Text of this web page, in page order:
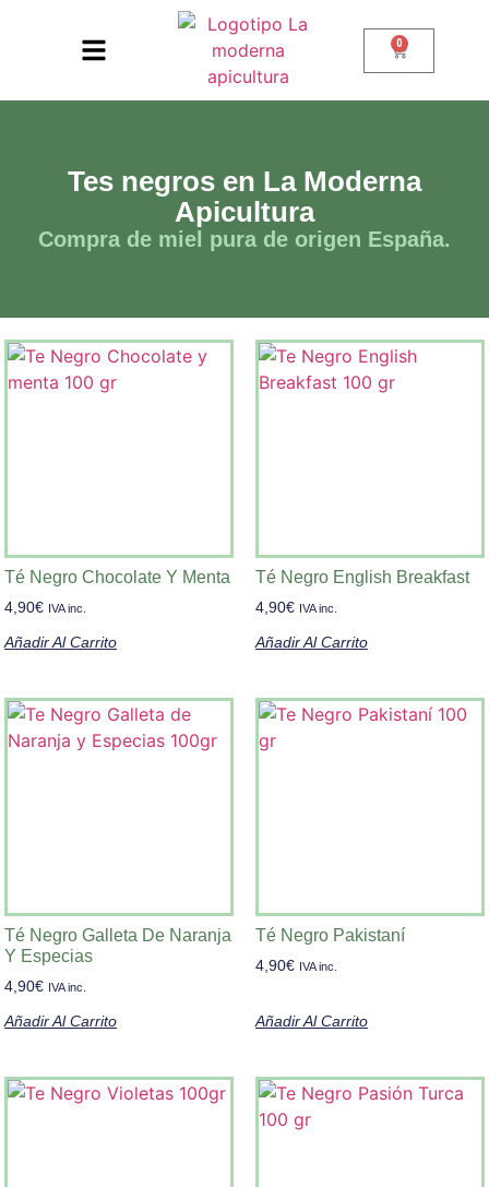
0
Tes negros en La Moderna
Apicultura
Compra de miel pura de origen España.
Té Negro Chocolate Y Menta
4,90€ IVA inc.
Añadir Al Carrito
Té Negro English Breakfast
4,90€ IVA inc.
Añadir Al Carrito
Té Negro Galleta De Naranja
Y Especias
4,90€ IVA inc.
Añadir Al Carrito
Té Negro Pakistaní
4,90€ IVA inc.
Añadir Al Carrito